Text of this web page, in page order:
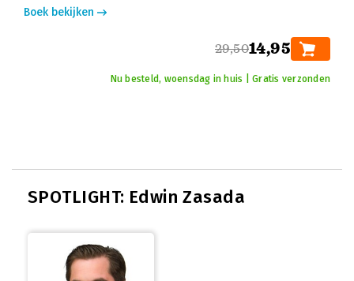
Boek bekijken
29,5014,95
Nu besteld, woensdag in huis | Gratis verzonden
SPOTLIGHT: Edwin Zasada